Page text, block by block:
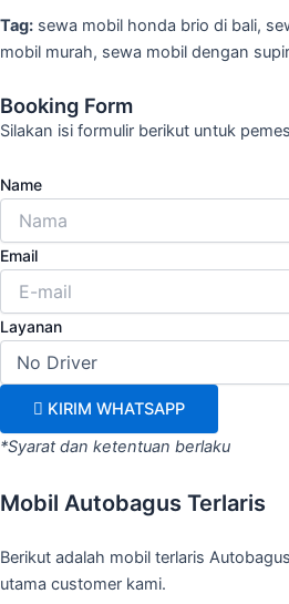
Tag: sewa mobil honda brio di bali,
mobil murah, sewa mobil dengan supir
Booking Form
Silakan isi formulir berikut untuk
Name
Email
Layanan
KIRIM WHATSAPP
*Syarat dan ketentuan berlaku
Mobil Autobagus Terlaris
Berikut adalah mobil terlaris
utama customer kami.